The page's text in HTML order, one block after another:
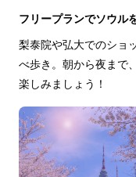
フリープランでソウル
梨泰院や弘大でのショ
べ歩き。朝から夜まで
楽しみましょう！